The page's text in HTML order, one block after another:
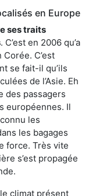
en Europe
ses traits
. C’est en 2006 qu’a
C’est
se fait-il qu’ils
de l’Asie. Eh
des passagers
européennes. Il
les
les bagages
force. Très vite
s’est propagée
climat présent